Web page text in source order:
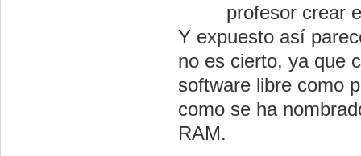
profesor crear
Y expuesto así
no es cierto, ya que
software libre como
como se ha
RAM.